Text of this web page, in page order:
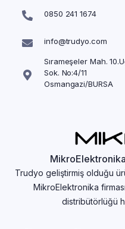
0850 241 1674
info@trudyo.com
Sırameşeler Mah.
Sok. No:4/11
Osmangazi/BURSA
Trudyo geliştirmiş olduğu
MikroElektronika
distribütörlüğü